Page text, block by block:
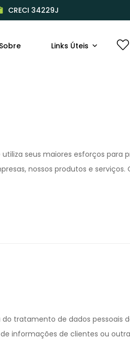
CRECI 34229J
Sobre Links Úteis
seus maiores esforços para
nossos produtos e serviços.
tratamento de dados pessoais
informações de clientes ou